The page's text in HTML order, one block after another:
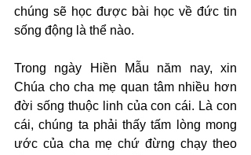
chúng sẽ học được bài học về đức tin
sống động là thể nào.
Trong ngày Hiền Mẫu năm nay, xin
Chúa cho cha mẹ quan tâm nhiều hơn
đời sống thuộc linh của con cái. Là con
cái, chúng ta phải thấy tấm lòng mong
ước của cha mẹ chứ đừng chạy theo